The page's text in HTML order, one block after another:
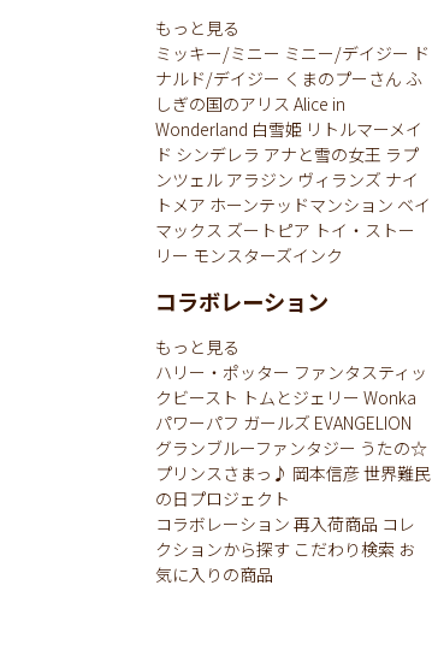
もっと見る
ミッキー/ミニー ミニー/デイジー ド
ナルド/デイジー くまのプーさん ふ
しぎの国のアリス Alice in
Wonderland 白雪姫 リトルマーメイ
ド シンデレラ アナと雪の女王 ラプ
ンツェル アラジン ヴィランズ ナイ
トメア ホーンテッドマンション ベイ
マックス ズートピア トイ・ストー
リー モンスターズインク
コラボレーション
もっと見る
ハリー・ポッター ファンタスティッ
クビースト トムとジェリー Wonka
パワーパフ ガールズ EVANGELION
グランブルーファンタジー うたの☆
プリンスさまっ♪ 岡本信彦世界難民
の日プロジェクト
コラボレーション 再入荷商品 コレ
クションから探す こだわり検索 お
気に入りの商品